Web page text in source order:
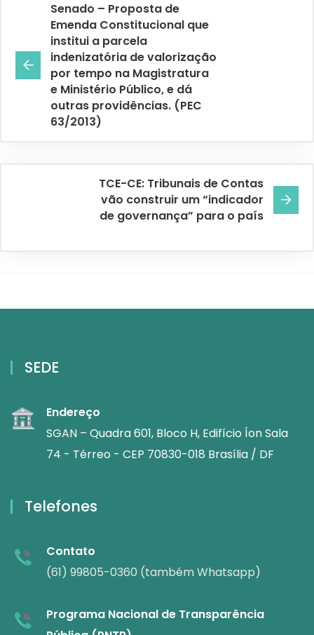
Senado – Proposta de
Emenda Constitucional que
institui a parcela
indenizatória de valorização
por tempo na Magistratura
e Ministério Público, e dá
outras providências. (PEC
63/2013)
TCE-CE: Tribunais de Contas
vão construir um “indicador
de governança” para o país
SEDE
Endereço
SGAN – Quadra 601, Bloco H, Edifício Íon Sala
74 - Térreo - CEP 70830-018 Brasília / DF
Telefones
Contato
(61) 99805-0360 (também Whatsapp)
Programa Nacional de Transparência